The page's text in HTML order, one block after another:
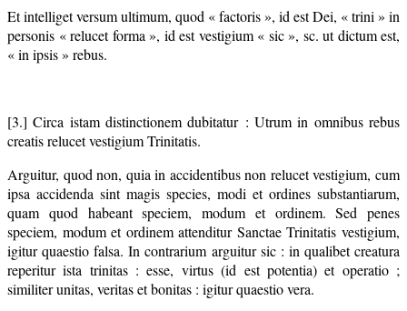
Et intelliget versum ultimum, quod « factoris », id est Dei, « trini » in
personis « relucet forma », id est vestigium « sic », sc. ut dictum est,
« in ipsis » rebus.
[3.] Circa istam distinctionem dubitatur : Utrum in omnibus rebus
creatis relucet vestigium Trinitatis.
Arguitur, quod non, quia in accidentibus non relucet vestigium, cum
ipsa accidenda sint magis species, modi et ordines substantiarum,
quam quod habeant speciem, modum et ordinem. Sed penes
speciem, modum et ordinem attenditur Sanctae Trinitatis vestigium,
igitur quaestio falsa. In contrarium arguitur sic : in qualibet creatura
reperitur ista trinitas : esse, virtus (id est potentia) et operatio ;
similiter unitas, veritas et bonitas : igitur quaestio vera.